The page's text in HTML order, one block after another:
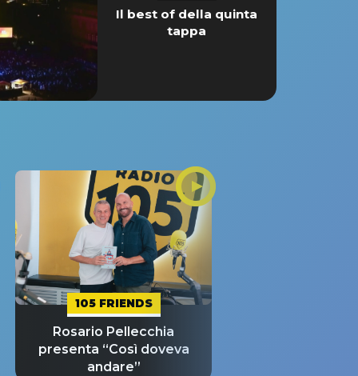
Il best of della quinta
tappa
105 FRIENDS
Rosario Pellecchia
presenta “Così doveva
andare”